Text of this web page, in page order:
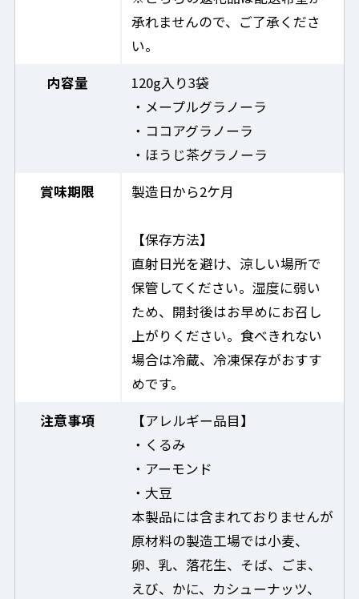
承れませんので、ご了承くださ
い。
内容量
120g入り3袋
・メープルグラノーラ
・ココアグラノーラ
・ほうじ茶グラノーラ
賞味期限
製造日から2ケ月
【保存方法】
直射日光を避け、涼しい場所で
保管してください。湿度に弱い
ため、開封後はお早めにお召し
上がりください。食べきれない
場合は冷蔵、冷凍保存がおすす
めです。
注意事項
【アレルギー品目】
・くるみ
・アーモンド
・大豆
本製品には含まれておりませんが
原材料の製造工場では小麦、
卵、乳、落花生、そば、ごま、
えび、かに、カシューナッツ、